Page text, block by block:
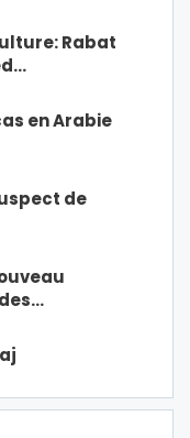
Rabat
en Arabie
de